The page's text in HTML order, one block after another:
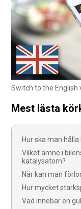
Switch to the English
Mest lästa
Hur ska man
Vilket ämne i
katalysatorn?
När kan man
Hur mycket
Vad innebär en